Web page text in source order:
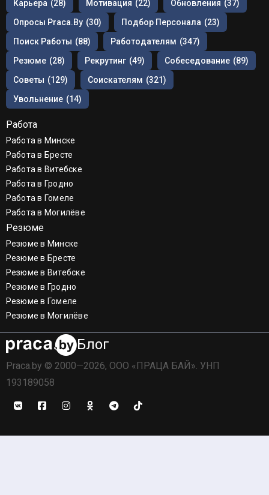
Карьера (28) Мотивация (22) Обновления (37)
Опросы Praca.by (30) Подбор Персонала (23)
Поиск Работы (88) Работодателям (347)
Резюме (28) Рекрутинг (49) Собеседование (89)
Советы (129) Соискателям (321)
Увольнение (14)
Работа
Работа в Минске
Работа в Бресте
Работа в Витебске
Работа в Гродно
Работа в Гомеле
Работа в Могилёве
Резюме
Резюме в Минске
Резюме в Бресте
Резюме в Витебске
Резюме в Гродно
Резюме в Гомеле
Резюме в Могилёве
Блог
Praca.by © 2000—2026, ООО «ПРАЦА БАЙ». УНП
193189058